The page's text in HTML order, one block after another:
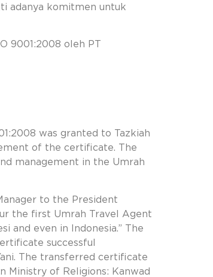
adanya komitmen untuk
9001:2008 oleh PT
was granted to Tazkiah
of the certificate. The
management in the Umrah
to the President
the first Umrah Travel Agent
and even in Indonesia.” The
successful
The transferred certificate
Ministry of Religions: Kanwad